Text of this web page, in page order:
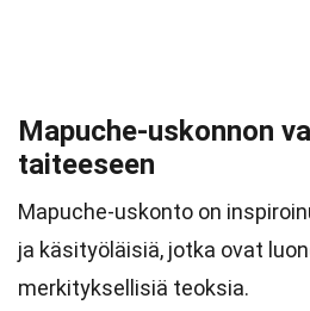
Mapuche-uskonnon
taiteeseen
Mapuche-uskonto on
ja käsityöläisiä, jotka ovat
merkityksellisiä teoksia.